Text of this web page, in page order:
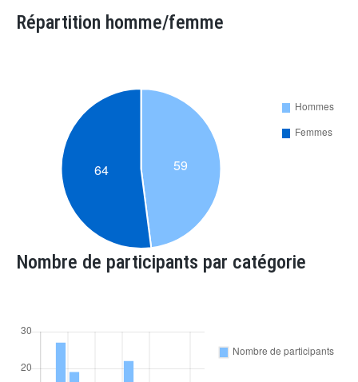
Répartition homme/femme
Nombre de participants par catégorie